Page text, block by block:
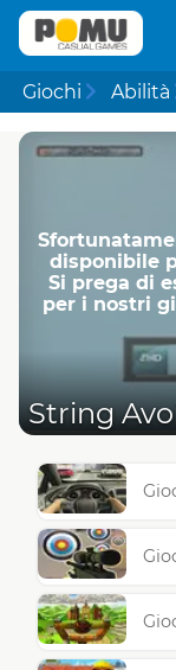
Giochi Abilità
disponibile
Si prega di
per i nostri
String